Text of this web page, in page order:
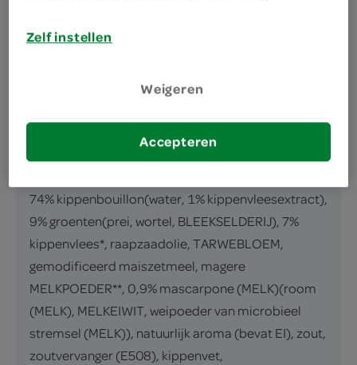
Kippensoep met groenten en mascarpone
ingrediënten
74% kippenbouillon(water, 1% kippenvleesextract),
9% groenten(prei, wortel, BLEEKSELDERIJ), 7%
kippenvlees*, raapzaadolie, TARWEBLOEM,
gemodificeerd maiszetmeel, magere
MELKPOEDER**, 0,9% mascarpone (MELK)(room
(MELK), MELKEIWIT, weipoeder van microbieel
stremsel (MELK)), natuurlijk aroma (bevat EI), zout,
zoutvervanger (E508), kippenvet,
Zelf instellen
Weigeren
Accepteren